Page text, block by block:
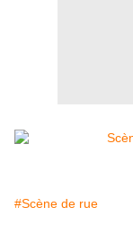
#Scène de rue